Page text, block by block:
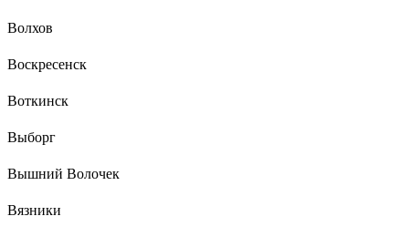
Волхов
Воскресенск
Воткинск
Выборг
Вышний Волочек
Вязники